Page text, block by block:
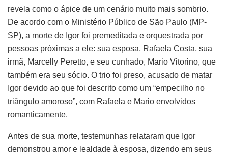
revela como o ápice de um cenário muito mais sombrio.
De acordo com o Ministério Público de São Paulo (MP-
SP), a morte de Igor foi premeditada e orquestrada por
pessoas próximas a ele: sua esposa, Rafaela Costa, sua
irmã, Marcelly Peretto, e seu cunhado, Mario Vitorino, que
também era seu sócio. O trio foi preso, acusado de matar
Igor devido ao que foi descrito como um “empecilho no
triângulo amoroso”, com Rafaela e Mario envolvidos
romanticamente.
Antes de sua morte, testemunhas relataram que Igor
demonstrou amor e lealdade à esposa, dizendo em seus